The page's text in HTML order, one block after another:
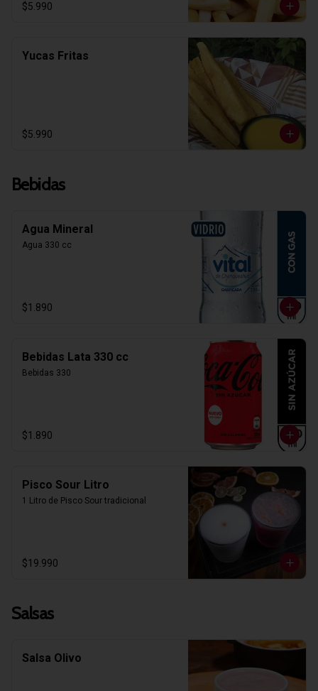
$5.990
Yucas Fritas
$5.990
Bebidas
Agua Mineral
Agua 330 cc
$1.890
Bebidas Lata 330 cc
Bebidas 330
$1.890
Pisco Sour Litro
1 Litro de Pisco Sour tradicional
$19.990
Salsas
Salsa Olivo